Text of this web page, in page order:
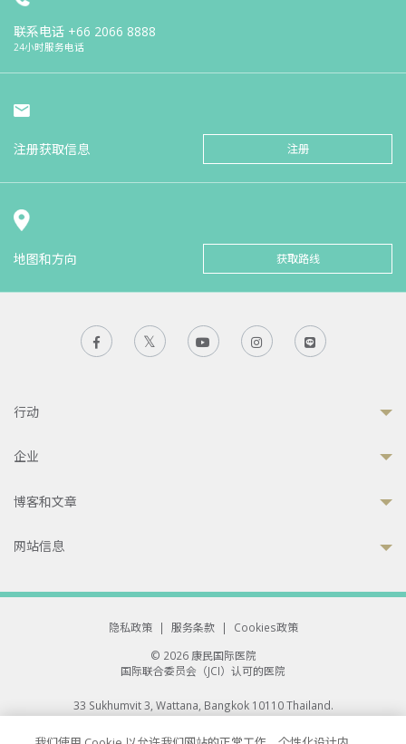
联系电话 +66 2066 8888
24小时服务电话
注册获取信息 注册
地图和方向 获取路线
行动
企业
博客和文章
网站信息
隐私政策 | 服务条款 |
Cookies政策
© 2026 康民国际医院
国际联合委员会（JCI）认可的医院
33 Sukhumvit 3, Wattana, Bangkok 10110 Thailand.
All rights reserved.